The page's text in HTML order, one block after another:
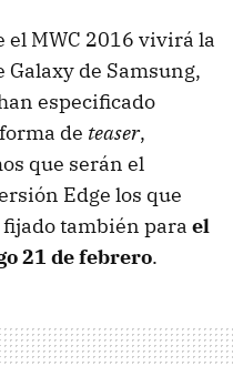
el MWC 2016 vivirá la
de Samsung,
especificado
de teaser,
que serán el
Edge los que
también para el
21 de febrero.